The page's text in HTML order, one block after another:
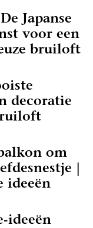
Japanse
voor een
bruiloft
decoratie
om
|
ideeën
ideeën